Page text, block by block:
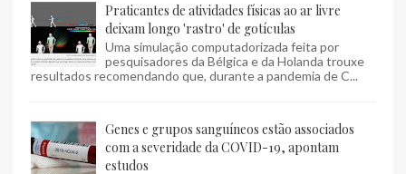
Praticantes de atividades físicas ao ar livre
deixam longo 'rastro' de gotículas
Uma simulação computadorizada feita por
pesquisadores da Bélgica e da Holanda trouxe
resultados recomendando que, durante a pandemia de C...
Genes e grupos sanguíneos estão associados
com a severidade da COVID-19, apontam
estudos